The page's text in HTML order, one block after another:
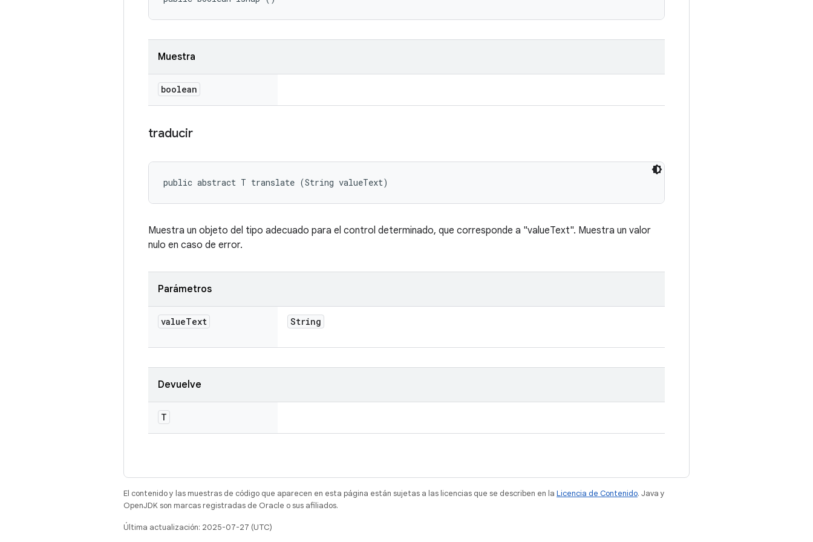
Muestra
boolean
traducir
public abstract T translate (String valueText)
Muestra un objeto del tipo adecuado para el control determinado, que corresponde a "valueText". Muestra un valor
nulo en caso de error.
Parámetros
valueText String
Devuelve
T
El contenido y las muestras de código que aparecen en esta página están sujetas a las licencias que se describen en la Licencia de Contenido. Java y
OpenJDK son marcas registradas de Oracle o sus afiliados.
Última actualización: 2025-07-27 (UTC)